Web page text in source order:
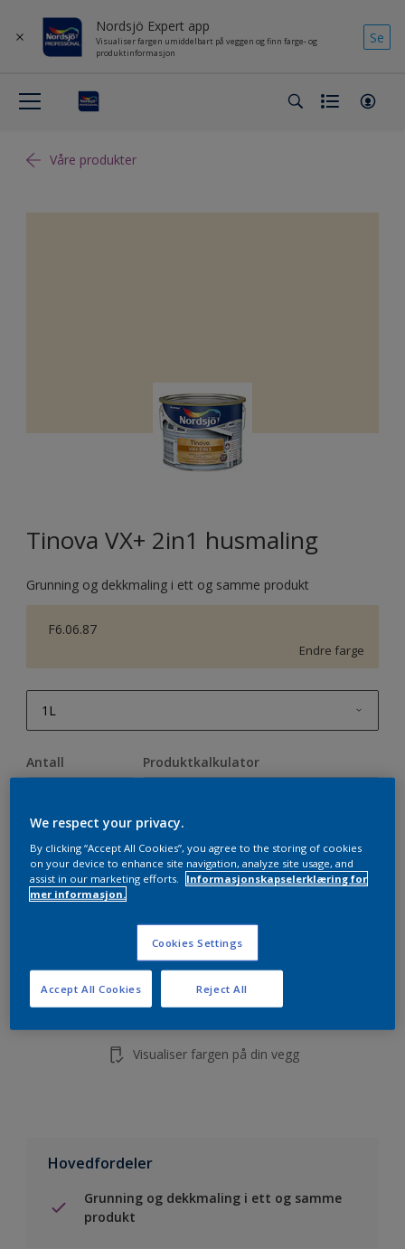
Nordsjö Expert app
Visualiser fargen umiddelbart på veggen og finn farge- og
produktinformasjon
Se
Våre produkter
Tinova VX+ 2in1 husmaling
Grunning og dekkmaling i ett og samme produkt
F6.06.87
Endre farge
1L
2,5L
10L
Antall Produktkalkulator
Finn en forhandler
Visualiser fargen på din vegg
Hovedfordeler
Grunning og dekkmaling i ett og samme
produkt
We respect your privacy.
By clicking “Accept All Cookies”, you agree to the storing of cookies
on your device to enhance site navigation, analyze site usage, and
assist in our marketing efforts.
Informasjonskapselerklæring for
mer informasjon.
Cookies Settings
Reject All
Accept All Cookies